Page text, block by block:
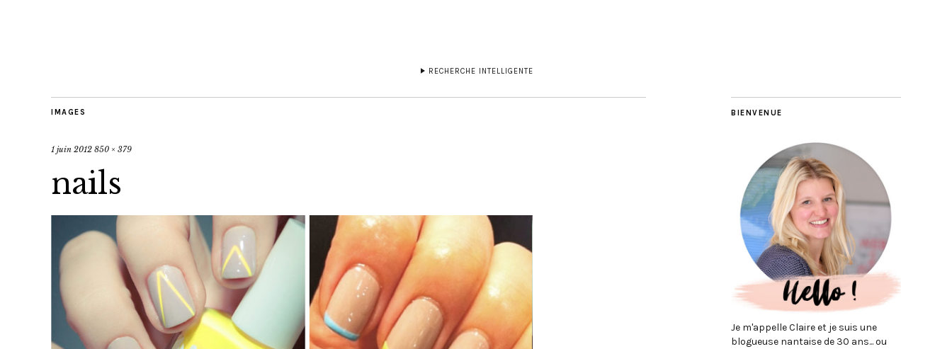
RECHERCHE INTELLIGENTE
IMAGES
1 juin 2012 850 × 379
nails
BIENVENUE
Je m'appelle Claire et je suis une
blogueuse nantaise de 30 ans... ou